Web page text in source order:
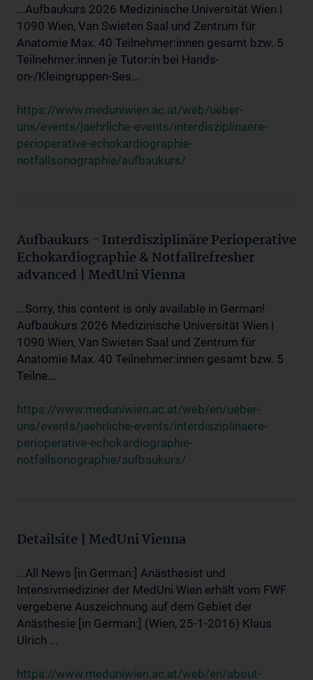
...Aufbaukurs 2026 Medizinische Universität Wien |
1090 Wien, Van Swieten Saal und Zentrum für
Anatomie Max. 40 Teilnehmer:innen gesamt bzw. 5
Teilnehmer:innen je Tutor:in bei Hands-
on-/Kleingruppen-Ses...
https://www.meduniwien.ac.at/web/ueber-
uns/events/jaehrliche-events/interdisziplinaere-
perioperative-echokardiographie-
notfallsonographie/aufbaukurs/
Aufbaukurs - Interdisziplinäre Perioperative
Echokardiographie & Notfallrefresher
advanced | MedUni Vienna
...Sorry, this content is only available in German!
Aufbaukurs 2026 Medizinische Universität Wien |
1090 Wien, Van Swieten Saal und Zentrum für
Anatomie Max. 40 Teilnehmer:innen gesamt bzw. 5
Teilne...
https://www.meduniwien.ac.at/web/en/ueber-
uns/events/jaehrliche-events/interdisziplinaere-
perioperative-echokardiographie-
notfallsonographie/aufbaukurs/
Detailsite | MedUni Vienna
...All News [in German:] Anästhesist und
Intensivmediziner der MedUni Wien erhält vom FWF
vergebene Auszeichnung auf dem Gebiet der
Anästhesie [in German:] (Wien, 25-1-2016) Klaus
Ulrich ...
https://www.meduniwien.ac.at/web/en/about-